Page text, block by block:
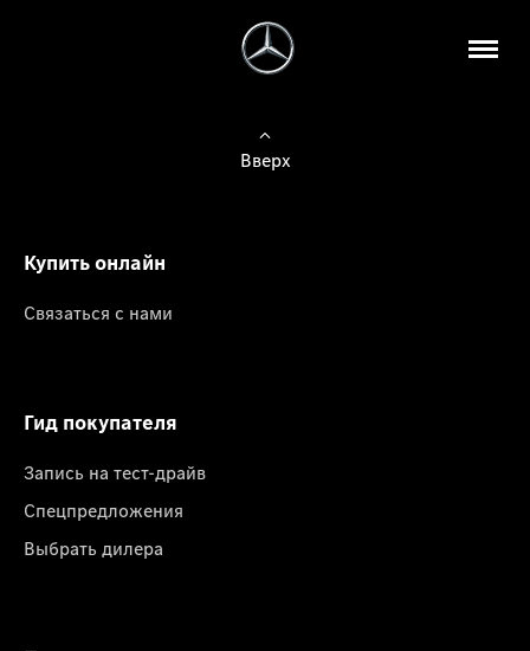
Вверх
Купить онлайн
Связаться с нами
Гид покупателя
Запись на тест-драйв
Спецпредложения
Выбрать дилера